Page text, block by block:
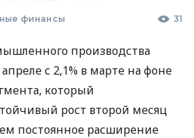
финансы 31
производства
с 2,1% в марте на фоне
который
рост второй месяц
постоянное расширение